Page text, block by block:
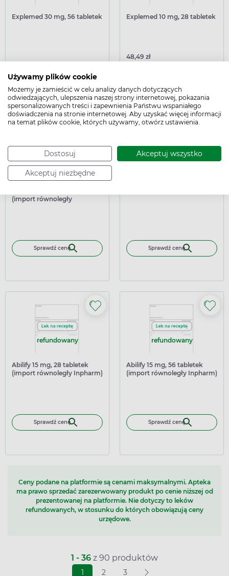
Używamy plików cookie
Możemy je zamieścić w celu analizy danych dotyczących
odwiedzających, ulepszenia naszej strony internetowej, pokazania
spersonalizowanych treści i zapewnienia Państwu wspaniałego
doświadczenia na stronie internetowej. Aby uzyskać więcej informacji
na temat plików cookie, których używamy, otwórz ustawienia.
Dostosuj Akceptuj wszystko
Akceptuj niezbędne
Explemed 30 mg, 56 tabletek
Sprawdź cenę
Explemed 10 mg, 28 tabletek
48,49 zł
Podana cena jest ceną maksymalną.
więcej
refundowany
(import równoległy
Sprawdź cenę Sprawdź cenę
refundowany
Abilify 15 mg, 28 tabletek
(import równoległy Inpharm)
Sprawdź cenę
refundowany
Abilify 15 mg, 56 tabletek
(import równoległy Inpharm)
Sprawdź cenę
Ceny podane na platformie są cenami maksymalnymi. Apteka
ma prawo sprzedać zarezerwowany produkt po cenie niższej od
prezentowanej na platformie. Nie dotyczy to leków
refundowanych, w stosunku do których obowiązują ceny
urzędowe.
1 - 36 z 90 produktów
1 2 3